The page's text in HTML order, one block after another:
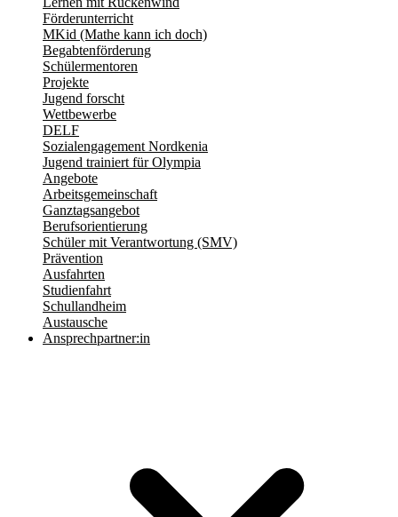
Förderunterricht
MKid (Mathe kann ich doch)
Begabtenförderung
Schülermentoren
Projekte
Jugend forscht
Wettbewerbe
DELF
Sozialengagement Nordkenia
Jugend trainiert für Olympia
Angebote
Arbeitsgemeinschaft
Ganztagsangebot
Berufsorientierung
Schüler mit Verantwortung (SMV)
Prävention
Ausfahrten
Studienfahrt
Schullandheim
Austausche
Ansprechpartner:in